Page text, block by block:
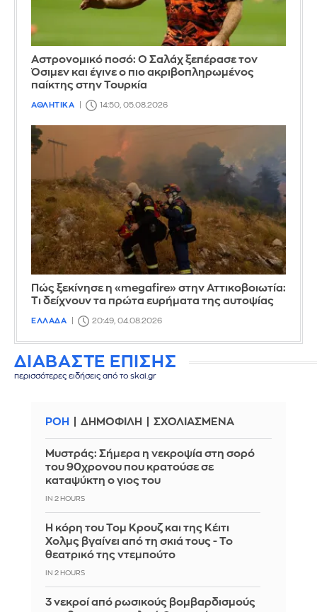
Αστρονομικό ποσό: Ο Σαλάχ ξεπέρασε τον
Όσιμεν και έγινε ο πιο ακριβοπληρωμένος
παίκτης στην Τουρκία
ΑΘΛΗΤΙΚΑ 14:50, 05.08.2026
Πώς ξεκίνησε η «megafire» στην Αττικοβοιωτία:
Τι δείχνουν τα πρώτα ευρήματα της αυτοψίας
ΕΛΛΑΔΑ 20:49, 04.08.2026
ΔΙΑΒΑΣΤΕ ΕΠΙΣΗΣ
περισσότερες ειδήσεις από το skai.gr
ΡΟΗ ΔΗΜΟΦΙΛΗ ΣΧΟΛΙΑΣΜΕΝΑ
Mυστράς: Σήμερα η νεκροψία στη σορό
του 90χρονου που κρατούσε σε
καταψύκτη ο γιος του
IN 2 HOURS
Η κόρη του Τομ Κρουζ και της Κέιτι
Χολμς βγαίνει από τη σκιά τους - Το
θεατρικό της ντεμπούτο
IN 2 HOURS
3 νεκροί από ρωσικούς βομβαρδισμούς